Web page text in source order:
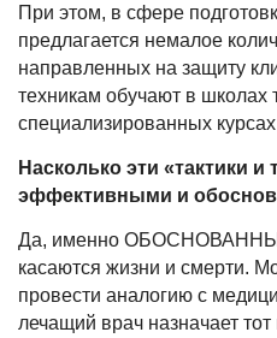
При этом, в сфере
предлагается немалое
направленных на защиту
техникам обучают в школах
специализированных
Насколько эти «тактики и
эффективными и
Да, именно
касаются жизни и смерти.
провести аналогию с
лечащий врач назначает